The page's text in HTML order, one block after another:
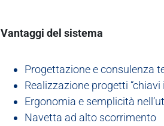
Vantaggi del sistema
Progettazione e consulenza
Realizzazione progetti “chiavi
Ergonomia e semplicità
Navetta ad alto scorrimento